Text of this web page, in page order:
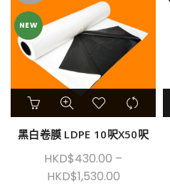
NEW
黑白卷膜 LDPE 10呎X50呎
HKD$430.00 –
HKD$1,530.00